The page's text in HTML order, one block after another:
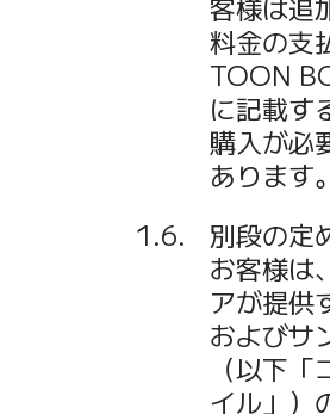
料金の支
TOON
に記載す
購入が必
あります。
別段の定
お客様は
アが提供
およびサ
（以下
イル」）